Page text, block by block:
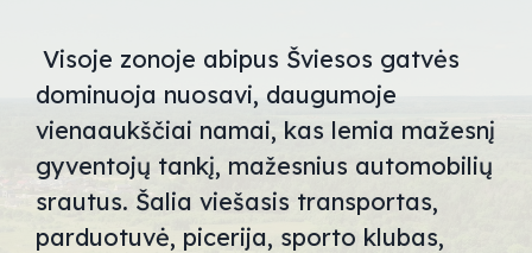
Visoje zonoje abipus Šviesos gatvės
dominuoja nuosavi, daugumoje
vienaaukščiai namai, kas lemia mažesnį
gyventojų tankį, mažesnius automobilių
srautus. Šalia viešasis transportas,
parduotuvė, picerija, sporto klubas,